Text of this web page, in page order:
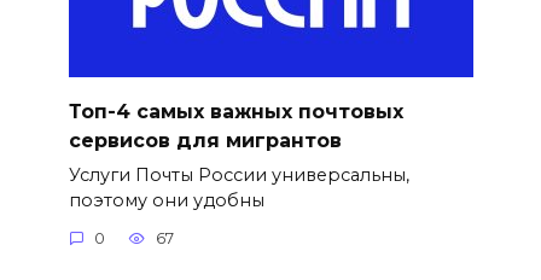
Топ-4 самых важных почтовых
сервисов для мигрантов
Услуги Почты России универсальны,
поэтому они удобны
0 67